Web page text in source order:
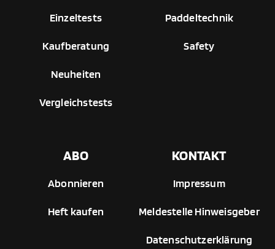
Einzeltests
Kaufberatung
Neuheiten
Vergleichstests
Paddeltechnik
Safety
ABO
Abonnieren
Heft kaufen
KONTAKT
Impressum
Meldestelle Hinweisgeber
Datenschutzerklärung